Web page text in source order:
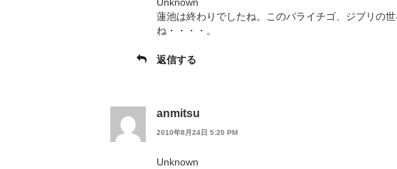
蓮池は終わりでしたね。このバライチゴ、ジブリの
ね・・・・。
返信する
anmitsu
2010年8月24日 5:20 PM
Unknown